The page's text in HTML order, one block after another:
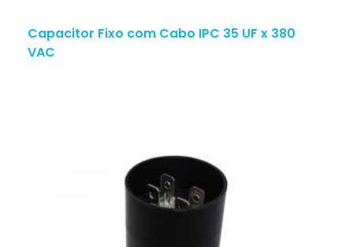
Capacitor Fixo com Cabo IPC 35 UF x 380
VAC